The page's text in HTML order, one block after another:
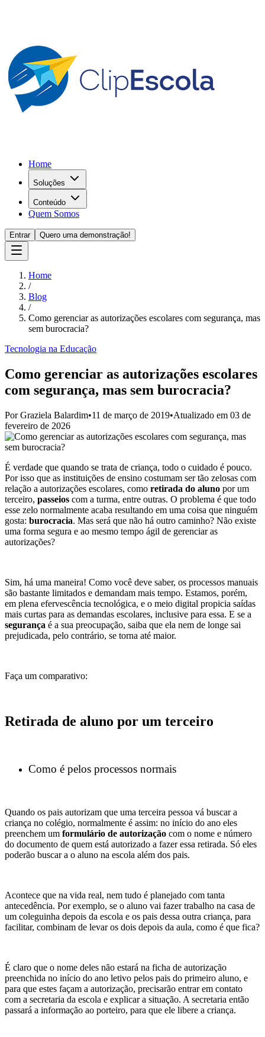
Home
Soluções
Conteúdo
Quem Somos
Entrar Quero uma demonstração!
Home
/
Blog
/
Como gerenciar as autorizações escolares com segurança, mas
sem burocracia?
Tecnologia na Educação
Como gerenciar as autorizações escolares
com segurança, mas sem burocracia?
PorGraziela Balardim•11 de março de 2019•Atualizado em 03 de
fevereiro de 2026
É verdade que quando se trata de criança, todo o cuidado é pouco.
Por isso que as instituições de ensino costumam ser tão zelosas com
relação a autorizações escolares, como retirada do aluno por um
terceiro, passeios com a turma, entre outras. O problema é que todo
esse zelo normalmente acaba resultando em uma coisa que ninguém
gosta: burocracia. Mas será que não há outro caminho? Não existe
uma forma segura e ao mesmo tempo ágil de gerenciar as
autorizações?
Sim, há uma maneira! Como você deve saber, os processos manuais
são bastante limitados e demandam mais tempo. Estamos, porém,
em plena efervescência tecnológica, e o meio digital propicia saídas
mais curtas para as demandas escolares, inclusive para essa. E se a
segurança é a sua preocupação, saiba que ela nem de longe sai
prejudicada, pelo contrário, se torna até maior.
Faça um comparativo:
Retirada de aluno por um terceiro
Como é pelos processos normais
Quando os pais autorizam que uma terceira pessoa vá buscar a
criança no colégio, normalmente é assim: no início do ano eles
preenchem um formulário de autorização com o nome e número
do documento de quem está autorizado a fazer essa retirada. Só eles
poderão buscar a o aluno na escola além dos pais.
Acontece que na vida real, nem tudo é planejado com tanta
antecedência. Por exemplo, se o aluno vai fazer trabalho na casa de
um coleguinha depois da escola e os pais dessa outra criança, para
facilitar, combinam de levar os dois depois da aula, como é que fica?
É claro que o nome deles não estará na ficha de autorização
preenchida no início do ano letivo pelos pais do primeiro aluno, e
para que estes façam a autorização, precisarão entrar em contato
com a secretaria da escola e explicar a situação. A secretaria então
passará a informação ao porteiro, para que ele libere a criança.